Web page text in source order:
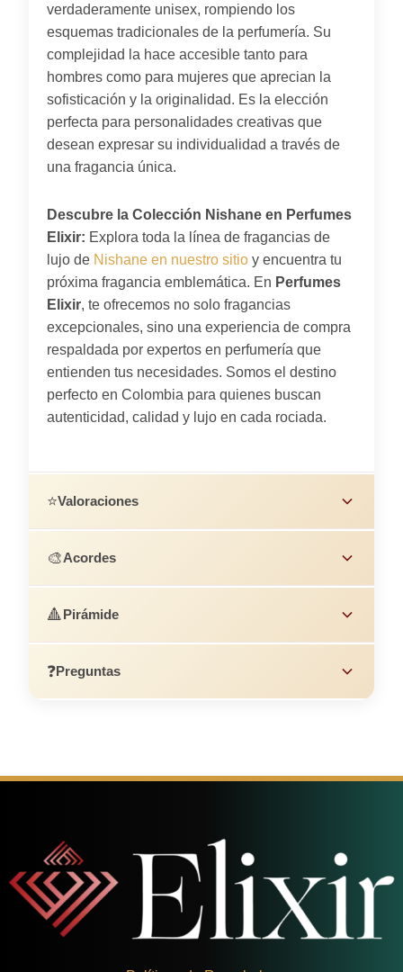
verdaderamente unisex, rompiendo los
esquemas tradicionales de la perfumería. Su
complejidad la hace accesible tanto para
hombres como para mujeres que aprecian la
sofisticación y la originalidad. Es la elección
perfecta para personalidades creativas que
desean expresar su individualidad a través de
una fragancia única.
Descubre la Colección Nishane en Perfumes
Elixir: Explora toda la línea de fragancias de
lujo de Nishane en nuestro sitio y encuentra tu
próxima fragancia emblemática. En Perfumes
Elixir, te ofrecemos no solo fragancias
excepcionales, sino una experiencia de compra
respaldada por expertos en perfumería que
entienden tus necesidades. Somos el destino
perfecto en Colombia para quienes buscan
autenticidad, calidad y lujo en cada rociada.
⭐Valoraciones
🎨Acordes
🔺Pirámide
❓Preguntas